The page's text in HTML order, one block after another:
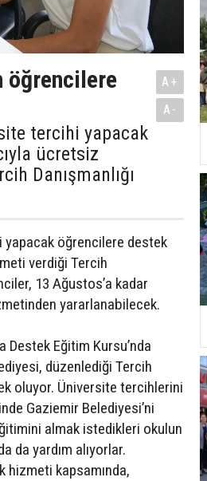
öğrencilere
tercihi yapacak
ücretsiz
Danışmanlığı
A+
A-
yapacak öğrencilere destek
verdiği Tercih
13 Ağustos’a kadar
yararlanabilecek.
Destek Eğitim Kursu’nda
düzenlediği Tercih
oluyor. Üniversite tercihlerini
Gaziemir Belediyesi’ni
almak istedikleri okulun
da yardım alıyorlar.
hizmeti kapsamında,